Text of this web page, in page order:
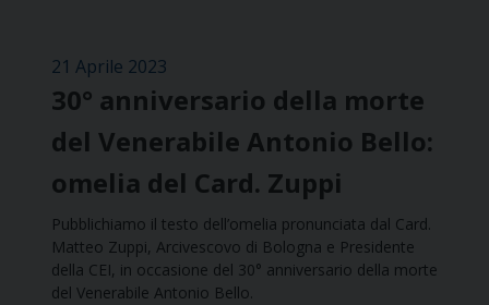
21 Aprile 2023
30° anniversario della morte
del Venerabile Antonio Bello:
omelia del Card. Zuppi
Pubblichiamo il testo dell’omelia pronunciata dal Card.
Matteo Zuppi, Arcivescovo di Bologna e Presidente
della CEI, in occasione del 30° anniversario della morte
del Venerabile Antonio Bello.